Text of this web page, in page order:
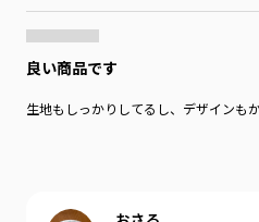
良い商品です
生地もしっかりしてるし、デザインも
グラフィックはかすれプリントでビンテ